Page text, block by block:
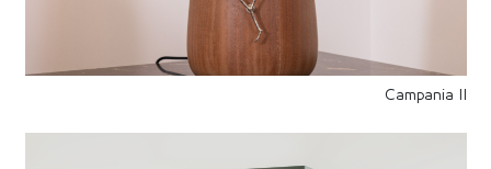
Campania II